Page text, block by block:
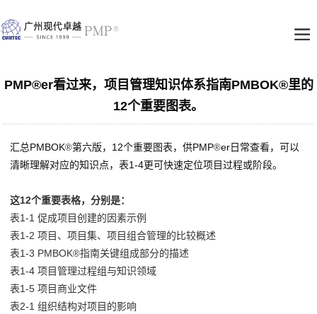
PMP®er看过来，项目管理知识体系指南PMBOK®里的
12个重要图表。
汇总PMBOK®第六版， 12个重要图表，供PMP®er日常查看，可以
清晰理解对应的知识点，表1-4更可快速定位项目过程或阶段。
这12个重要表格，分别是：
表1-1 促成项目创建的因素示例
表1-2 项目、项目集、项目组合管理的比较概述
表1-3 PMBOK®指南关键组成部分的描述
表1-4 项目管理过程组与知识领域
表1-5 项目商业文件
表2-1 组织结构对项目的影响